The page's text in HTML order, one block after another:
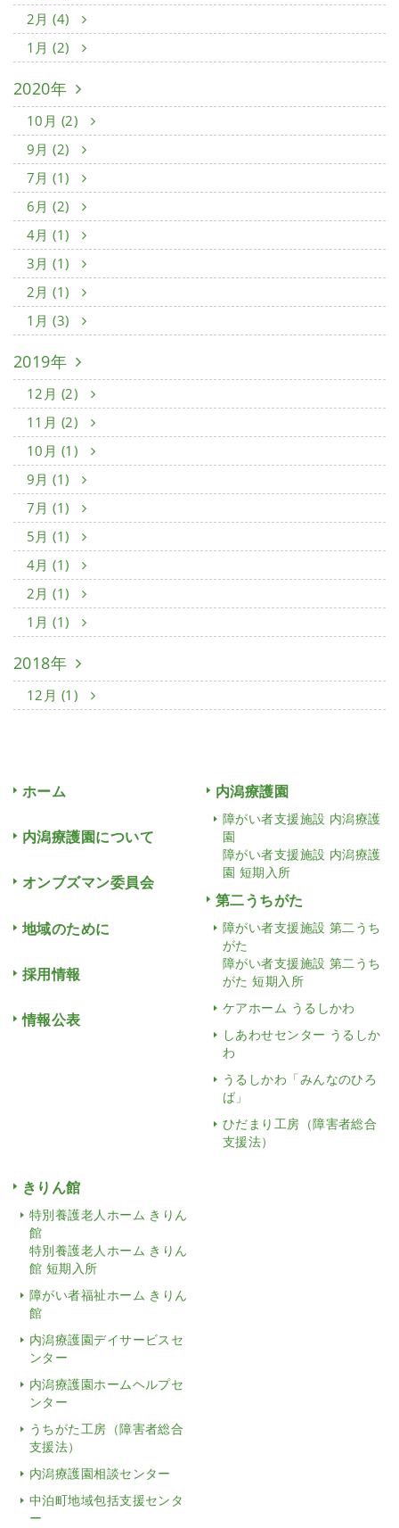
2月 (4)
1月 (2)
2020年
10月 (2)
9月 (2)
7月 (1)
6月 (2)
4月 (1)
3月 (1)
2月 (1)
1月 (3)
2019年
12月 (2)
11月 (2)
10月 (1)
9月 (1)
7月 (1)
5月 (1)
4月 (1)
2月 (1)
1月 (1)
2018年
12月 (1)
ホーム
内潟療護園について
オンブズマン委員会
地域のために
採用情報
情報公表
内潟療護園
障がい者支援施設 内潟療護
園
障がい者支援施設 内潟療護
園 短期入所
第二うちがた
障がい者支援施設 第二うち
がた
障がい者支援施設 第二うち
がた 短期入所
ケアホーム うるしかわ
しあわせセンター うるしか
わ
うるしかわ「みんなのひろ
ば」
ひだまり工房（障害者総合
支援法）
きりん館
特別養護老人ホーム きりん
館
特別養護老人ホーム きりん
館 短期入所
障がい者福祉ホーム きりん
館
内潟療護園デイサービスセ
ンター
内潟療護園ホームヘルプセ
ンター
うちがた工房（障害者総合
支援法）
内潟療護園相談センター
中泊町地域包括支援センタ
ー